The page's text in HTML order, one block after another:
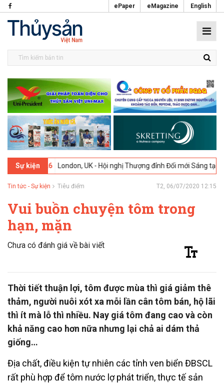
ePaper eMagazine English
Sự kiện
London, UK - Hội nghị Thượng đỉnh Đổi mới Sáng tạo trong
Tin tức - Sự kiện Tiêu điểm T2, 06/07/2020 12:15
Vui buồn chuyện tôm trong
hạn, mặn
Chưa có đánh giá về bài viết
Thời tiết thuận lợi, tôm được mùa thì giá giảm thê
thảm, người nuôi xót xa mỗi lần cân tôm bán, hộ lãi
thì ít mà lỗ thì nhiều. Nay giá tôm đang cao và còn
khả năng cao hơn nữa nhưng lại chả ai dám thả
giống…
Địa chất, điều kiện tự nhiên các tỉnh ven biển ĐBSCL
rất phù hợp để tôm nước lợ phát triển, thực tế sản